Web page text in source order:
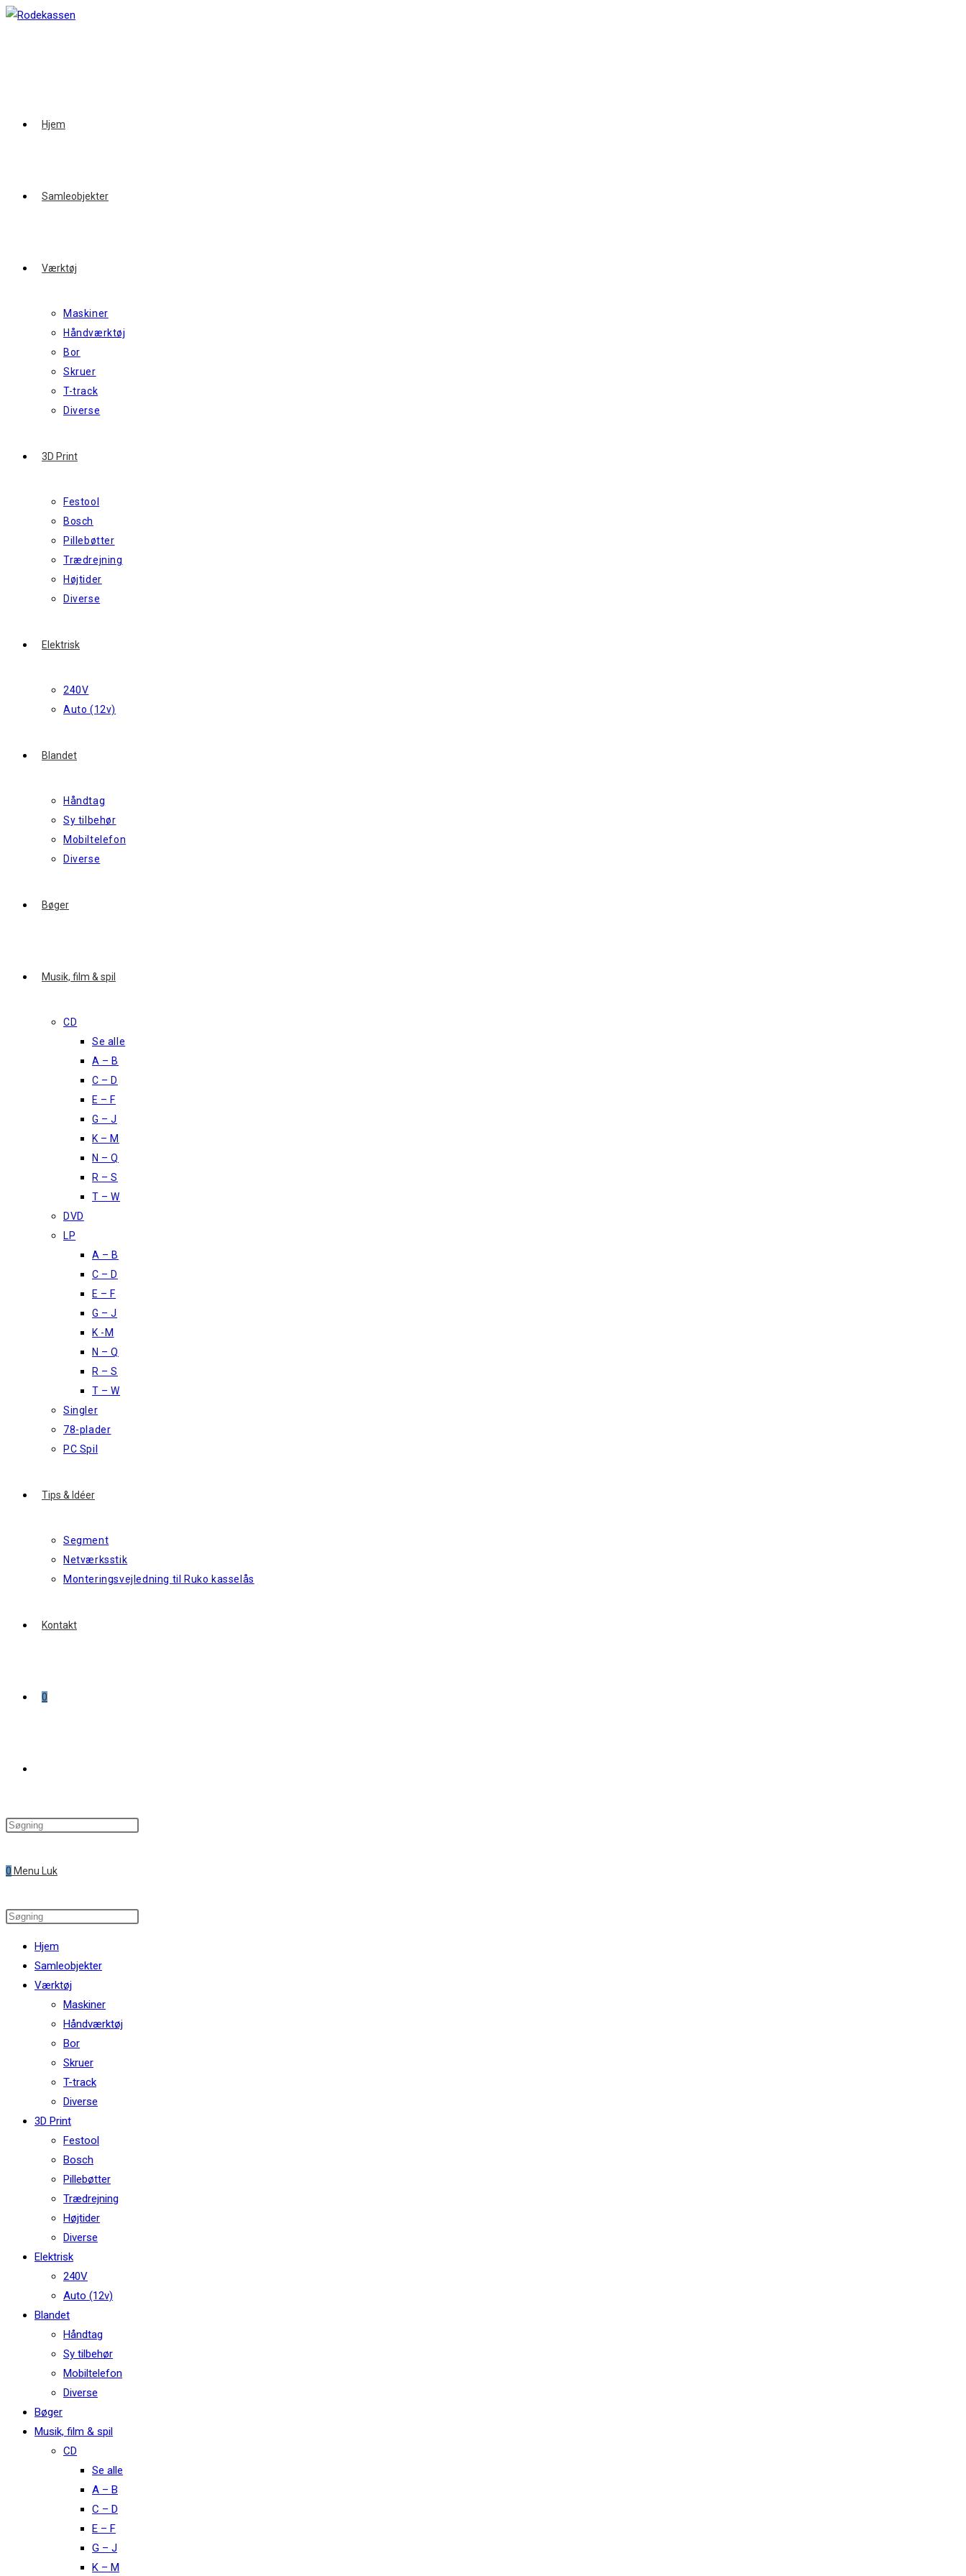
Skip
Hjem
Samleobjekter
Værktøj
Maskiner
Håndværktøj
Bor
Skruer
T-track
Diverse
3D Print
Festool
Bosch
Pillebøtter
Trædrejning
Højtider
Diverse
Elektrisk
240V
Auto (12v)
Blandet
Håndtag
Sy tilbehør
Mobiltelefon
Diverse
Bøger
Musik, film & spil
CD
Se alle
A – B
C – D
E – F
G – J
K – M
N – Q
R – S
T – W
DVD
LP
A – B
C – D
E – F
G – J
K -M
N – Q
R – S
T – W
Singler
78-plader
PC Spil
Tips & Idéer
Segment
Netværksstik
Monteringsvejledning til Ruko kasselås
Kontakt
0
search
0 Menu Luk
Search
website
Hjem
Samleobjekter
Værktøj
Maskiner
Håndværktøj
Bor
Skruer
T-track
Diverse
3D Print
Festool
Bosch
Pillebøtter
Trædrejning
Højtider
Diverse
Elektrisk
240V
Auto (12v)
Blandet
Håndtag
Sy tilbehør
Mobiltelefon
Diverse
Bøger
Musik, film & spil
CD
Se alle
A – B
C – D
E – F
G – J
K – M